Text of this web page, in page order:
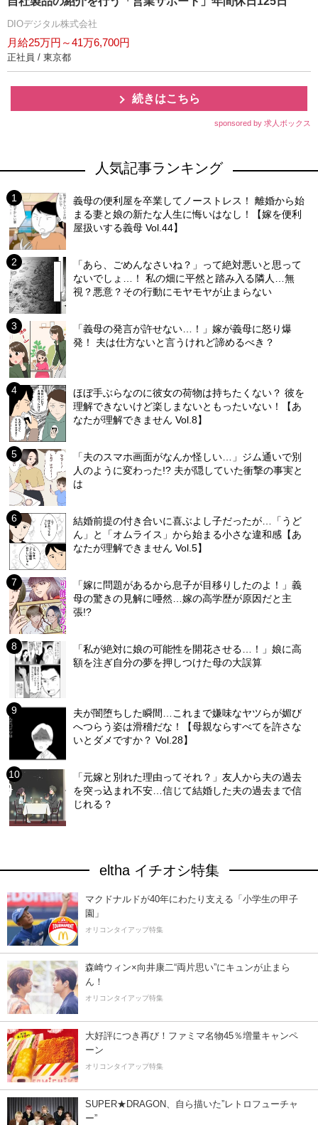
DIOデジタル株式会社
月給25万円～41万6,700円
正社員 / 東京都
続きはこちら
sponsored by 求人ボックス
人気記事ランキング
義母の便利屋を卒業してノーストレス！ 離婚から始
まる妻と娘の新たな人生に悔いはなし！【嫁を便利
屋扱いする義母 Vol.44】
「あら、ごめんなさいね？」って絶対悪いと思って
ないでしょ…！ 私の畑に平然と踏み入る隣人…無
視？悪意？その行動にモヤモヤが止まらない
「義母の発言が許せない…！」嫁が義母に怒り爆
発！ 夫は仕方ないと言うけれど諦めるべき？
ほぼ手ぶらなのに彼女の荷物は持ちたくない？ 彼を
理解できないけど楽しまないともったいない！【あ
なたが理解できません Vol.8】
「夫のスマホ画面がなんか怪しい…」ジム通いで別
人のように変わった!? 夫が隠していた衝撃の事実と
は
結婚前提の付き合いに喜ぶよし子だったが…「うど
ん」と「オムライス」から始まる小さな違和感【あ
なたが理解できません Vol.5】
「嫁に問題があるから息子が目移りしたのよ！」義
母の驚きの見解に唖然…嫁の高学歴が原因だと主
張!?
「私が絶対に娘の可能性を開花させる…！」娘に高
額を注ぎ自分の夢を押しつけた母の大誤算
夫が闇堕ちした瞬間…これまで嫌味なヤツらが媚び
へつらう姿は滑稽だな！【母親ならすべてを許さな
いとダメですか？ Vol.28】
「元嫁と別れた理由ってそれ？」友人から夫の過去
を突っ込まれ不安…信じて結婚した夫の過去まで信
じれる？
eltha イチオシ特集
マクドナルドが40年にわたり支える「小学生の甲子
園」
オリコンタイアップ特集
森崎ウィン×向井康二“両片思い”にキュンが止まら
ん！
オリコンタイアップ特集
大好評につき再び！ファミマ名物45％増量キャンペ
ーン
オリコンタイアップ特集
SUPER★DRAGON、自ら描いた”レトロフューチャ
ー”